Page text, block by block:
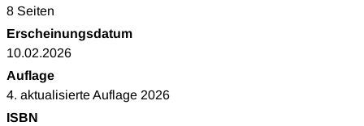
8 Seiten
Erscheinungsdatum
10.02.2026
Auflage
4. aktualisierte Auflage 2026
ISBN